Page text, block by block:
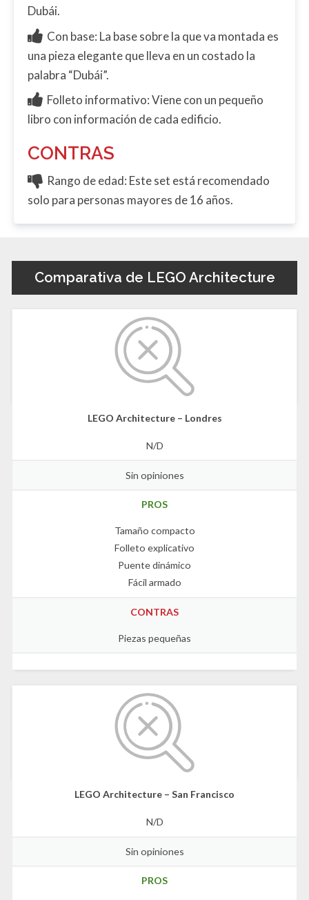
Dubái.
Con base: La base sobre la que va montada es
una pieza elegante que lleva en un costado la
palabra “Dubái”.
Folleto informativo: Viene con un pequeño
libro con información de cada edificio.
CONTRAS
Rango de edad: Este set está recomendado
solo para personas mayores de 16 años.
Comparativa de LEGO Architecture
LEGO Architecture – Londres
N/D
Sin opiniones
PROS
Tamaño compacto
Folleto explicativo
Puente dinámico
Fácil armado
CONTRAS
Piezas pequeñas
LEGO Architecture – San Francisco
N/D
Sin opiniones
PROS